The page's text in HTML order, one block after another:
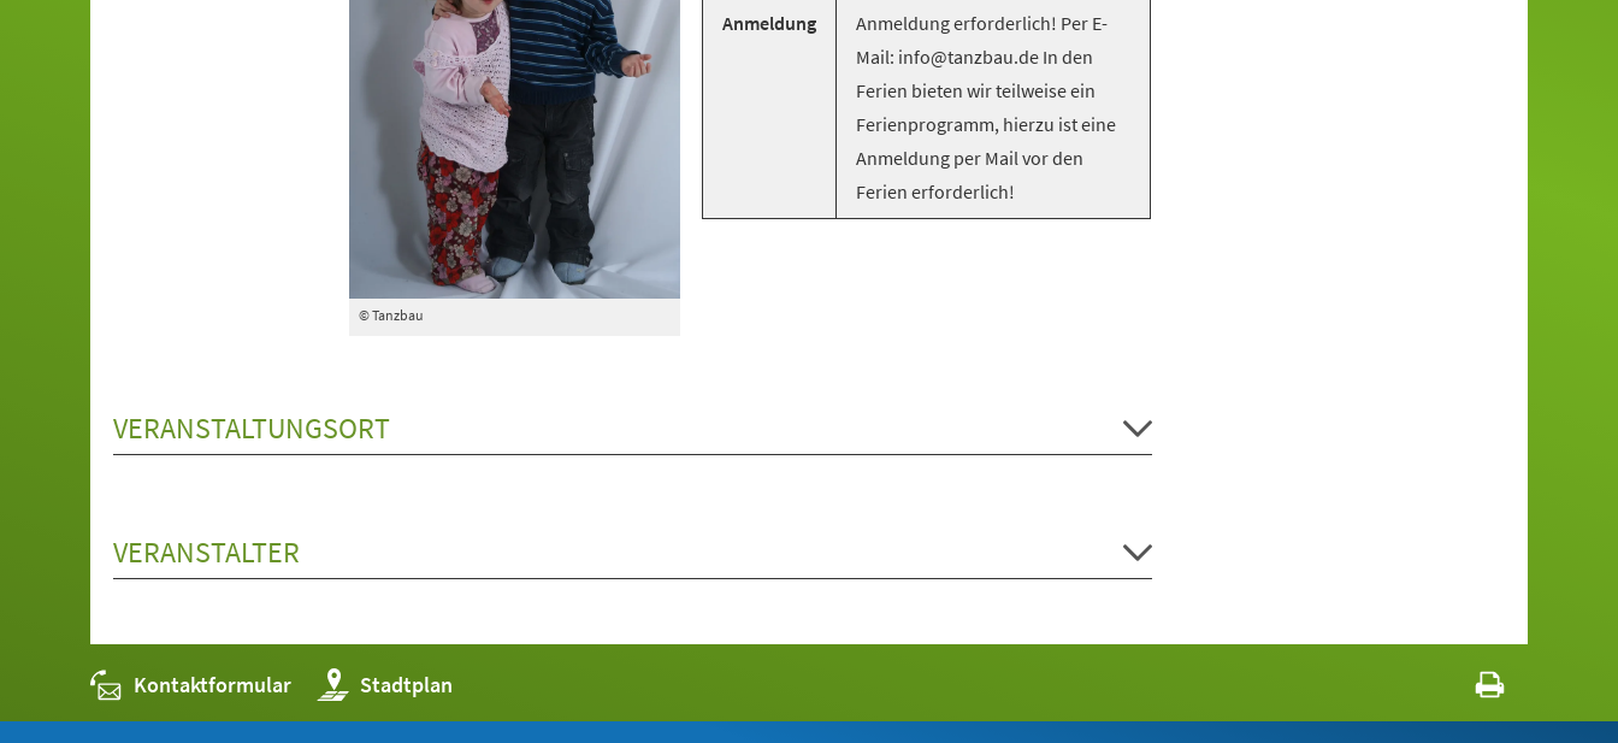
© Tanzbau
Anmeldung
Anmeldung erforderlich! Per E-
Mail: info@tanzbau.de In den
Ferien bieten wir teilweise ein
Ferienprogramm, hierzu ist eine
Anmeldung per Mail vor den
Ferien erforderlich!
VERANSTALTUNGSORT
VERANSTALTER
Kontaktformular Stadtplan
(Öffnet
in
einem